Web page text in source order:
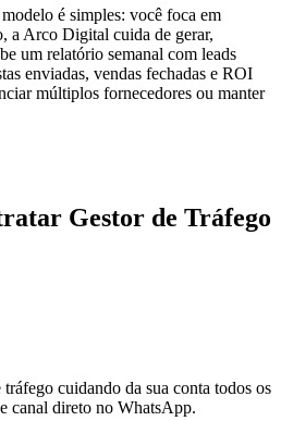
é simples: você foca em
a Arco Digital cuida de gerar,
um relatório semanal com leads
enviadas, vendas fechadas e ROI
múltiplos fornecedores ou manter
Gestor de Tráfego
cuidando da sua conta todos os
canal direto no WhatsApp.